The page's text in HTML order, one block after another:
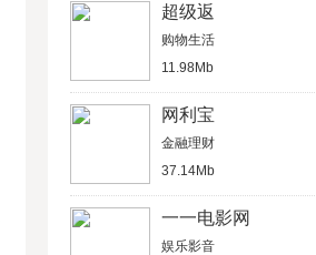
超级返
购物生活
11.98Mb
网利宝
金融理财
37.14Mb
一一电影网
娱乐影音